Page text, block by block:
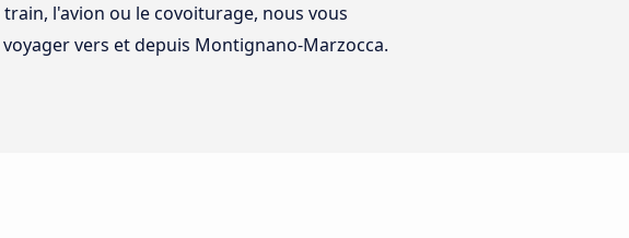
l'avion ou le covoiturage, nous vous
vers et depuis Montignano-Marzocca.